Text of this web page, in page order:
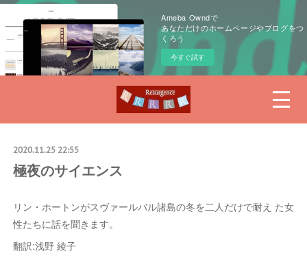
Ameba Owndで
あなただけのホームページやブログをつ
くろう
今すぐ試す
2020.11.25 22:55
極夜のサイエンス
リン・ホートンがスヴァールバル諸島の冬を二人だけで耐え た女
性たちに話を聞きます。
翻訳:浅野 綾子